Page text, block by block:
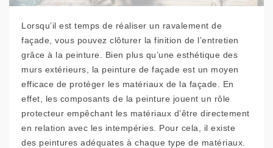
Lorsqu’il est temps de réaliser un ravalement de
façade, vous pouvez clôturer la finition de l’entretien
grâce à la peinture. Bien plus qu’une esthétique des
murs extérieurs, la peinture de façade est un moyen
efficace de protéger les matériaux de la façade. En
effet, les composants de la peinture jouent un rôle
protecteur empêchant les matériaux d’être directement
en relation avec les intempéries. Pour cela, il existe
des peintures adéquates à chaque type de matériaux.